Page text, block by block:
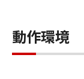
７．保証の
(1) 「本ソ
動作環境